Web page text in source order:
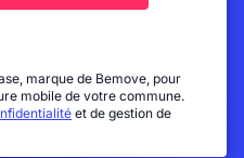
marque de Bemove, pour
mobile de votre commune.
et de gestion de